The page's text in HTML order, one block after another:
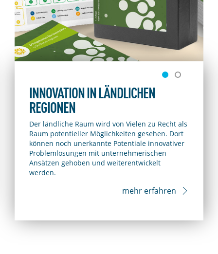
INNOVATION IN LÄNDLICHEN
REGIONEN
Der ländliche Raum wird von Vielen zu Recht als
Raum potentieller Möglichkeiten gesehen. Dort
können noch unerkannte Potentiale innovativer
Problemlösungen mit unternehmerischen
Ansätzen gehoben und weiterentwickelt
werden.
mehr erfahren